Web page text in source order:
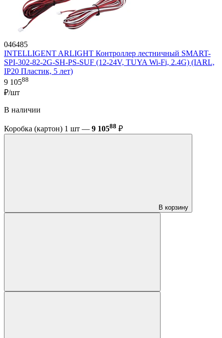
046485
INTELLIGENT ARLIGHT Контроллер лестничный SMART-
SPI-302-82-2G-SH-PS-SUF (12-24V, TUYA Wi-Fi, 2.4G) (IARL,
IP20 Пластик, 5 лет)
9 10588
₽/шт
В наличии
Коробка (картон) 1 шт — 9 10588 ₽
В корзину